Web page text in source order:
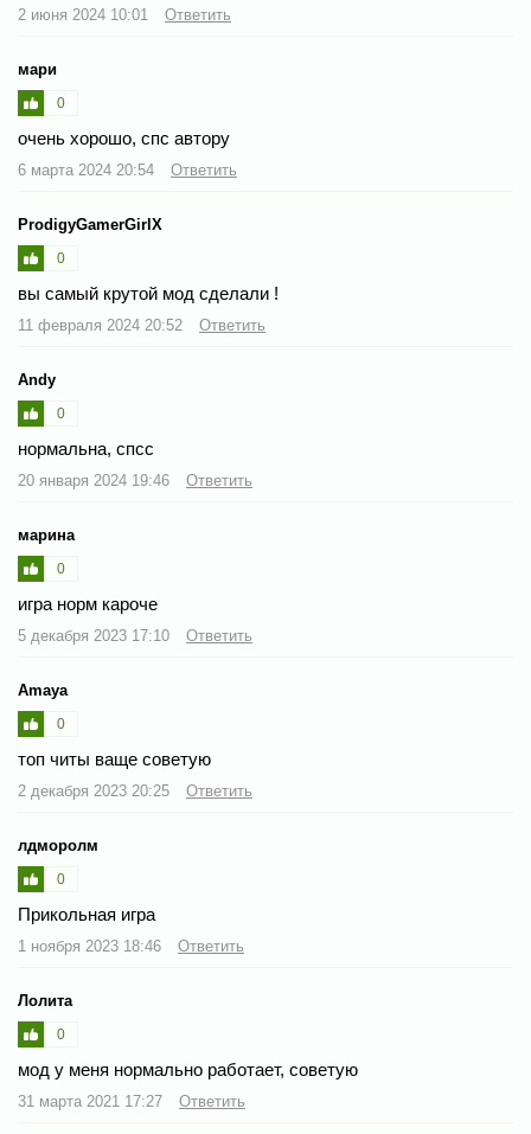
2 июня 2024 10:01 Ответить
мари
0
очень хорошо, спс автору
6 марта 2024 20:54 Ответить
ProdigyGamerGirlX
0
вы самый крутой мод сделали !
11 февраля 2024 20:52 Ответить
Andy
0
нормальна, спсс
20 января 2024 19:46 Ответить
марина
0
игра норм кароче
5 декабря 2023 17:10 Ответить
Amaya
0
топ читы ваще советую
2 декабря 2023 20:25 Ответить
лдморолм
0
Прикольная игра
1 ноября 2023 18:46 Ответить
Лолита
0
мод у меня нормально работает, советую
31 марта 2021 17:27 Ответить